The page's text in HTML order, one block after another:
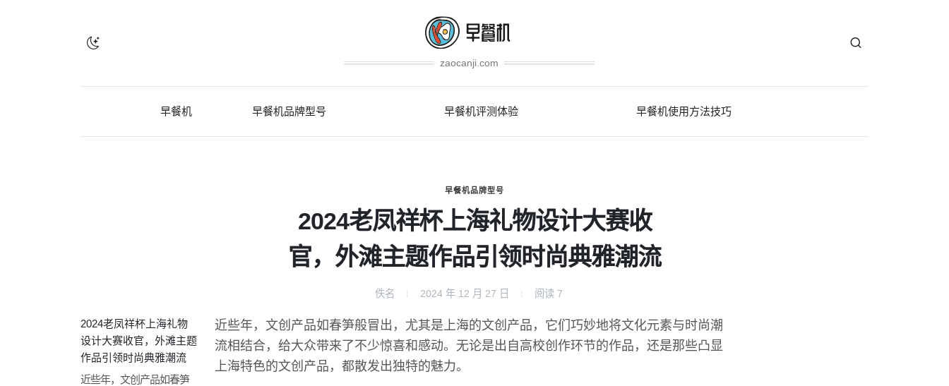
zaocanji.com
早餐机 早餐机品牌型号 早餐机评测体验 早餐机使用方法技巧
早餐机品牌型号
2024老凤祥杯上海礼物设计大赛收
官，外滩主题作品引领时尚典雅潮流
佚名 2024 年 12 月 27 日 阅读 7
2024老凤祥杯上海礼物
设计大赛收官，外滩主题
作品引领时尚典雅潮流
近些年，文创产品如春笋
近些年，文创产品如春笋般冒出，尤其是上海的文创产品，它们巧妙地将文化元素与时尚潮
流相结合，给大众带来了不少惊喜和感动。无论是出自高校创作环节的作品，还是那些凸显
上海特色的文创产品，都散发出独特的魅力。